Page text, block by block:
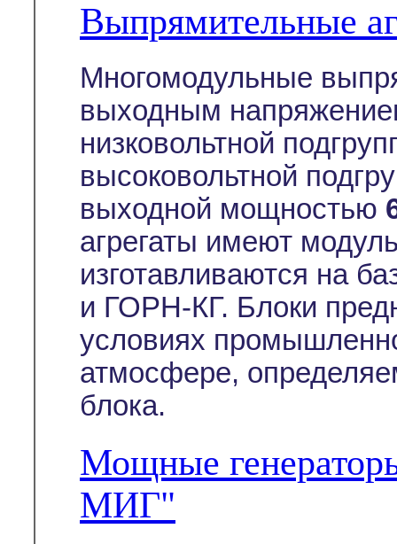
Выпрямительные
Многомодульные
выходным
низковольтной
высоковольтной
выходной мощностью
агрегаты имеют
изготавливаются на
и ГОРН-КГ. Блоки
условиях
атмосфере,
блока.
Мощные
МИГ"